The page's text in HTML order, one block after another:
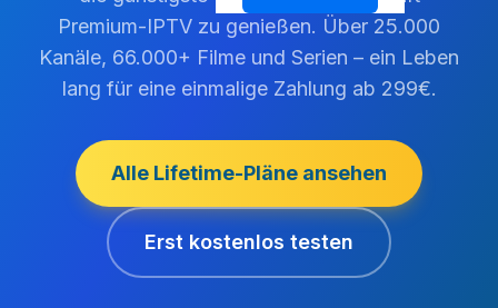
Premium-IPTV zu genießen. Über 25.000
Kanäle, 66.000+ Filme und Serien – ein Leben
lang für eine einmalige Zahlung ab 299€.
Alle Lifetime-Pläne ansehen
Erst kostenlos testen